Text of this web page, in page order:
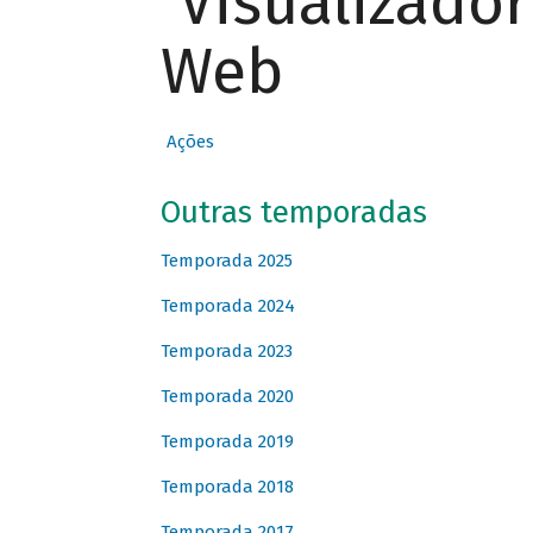
Web
Ações
Outras temporadas
Temporada 2025
Temporada 2024
Temporada 2023
Temporada 2020
Temporada 2019
Temporada 2018